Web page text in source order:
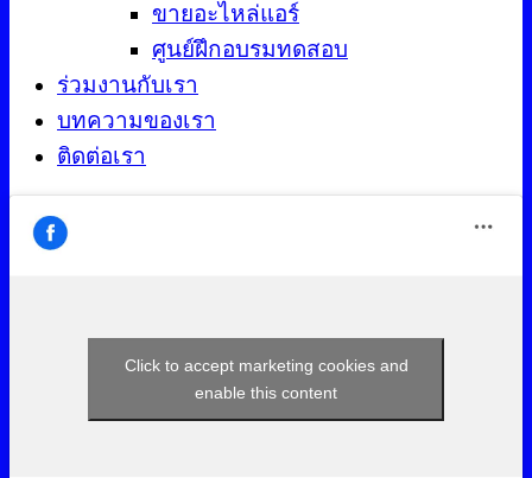
ขายอะไหล่แอร์
ศูนย์ฝึกอบรมทดสอบ
ร่วมงานกับเรา
บทความของเรา
ติดต่อเรา
Click to accept marketing cookies and
enable this content